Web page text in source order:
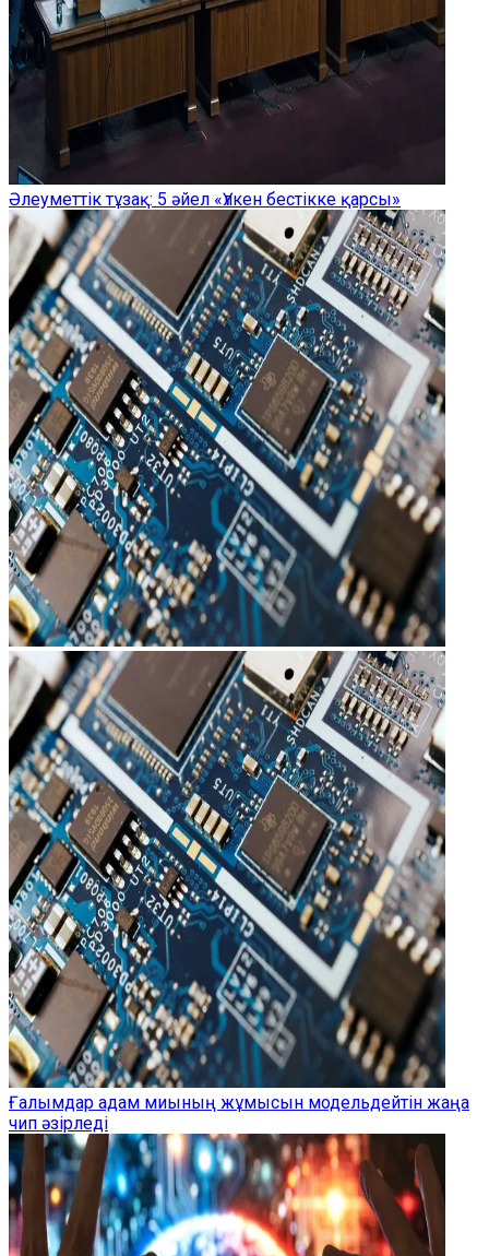
Әлеуметтік тұзақ: 5 әйел «Үлкен бестікке қарсы»
Ғалымдар адам миының жұмысын модельдейтін жаңа
чип әзірледі